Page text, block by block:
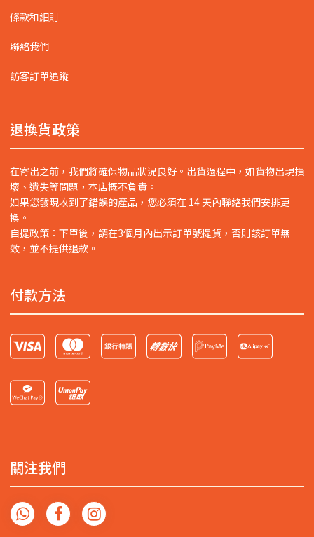
條款和細則
聯絡我們
訪客訂單追蹤
退換貨政策
在寄出之前，我們將確保物品狀況良好。出貨過程中，如貨物出現損
壞、遺失等問題，本店概不負責。
如果您發現收到了錯誤的產品，您必須在 14 天內聯絡我們安排更
換。
自提政策：下單後，請在3個月內出示訂單號提貨，否則該訂單無
效，並不提供退款。
付款方法
關注我們